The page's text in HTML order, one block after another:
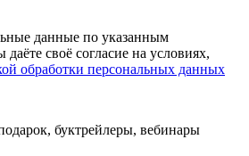
данные по указанным
своё согласие на условиях,
обработки персональных данных
буктрейлеры, вебинары